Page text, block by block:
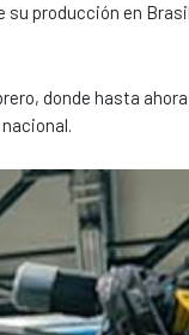
producción en
donde hasta